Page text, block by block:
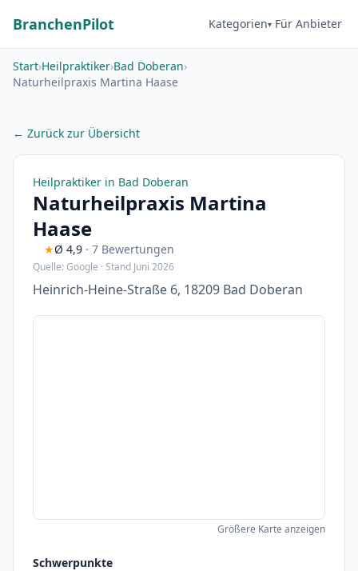
BranchenPilot Kategorien Für Anbieter
Start›Heilpraktiker›Bad Doberan›
Naturheilpraxis Martina Haase
← Zurück zur Übersicht
Heilpraktiker in Bad Doberan
Naturheilpraxis Martina
Haase
★Ø 4,9 · 7 Bewertungen
Quelle: Google · Stand Juni 2026
Heinrich-Heine-Straße 6, 18209 Bad Doberan
Größere Karte anzeigen
Schwerpunkte